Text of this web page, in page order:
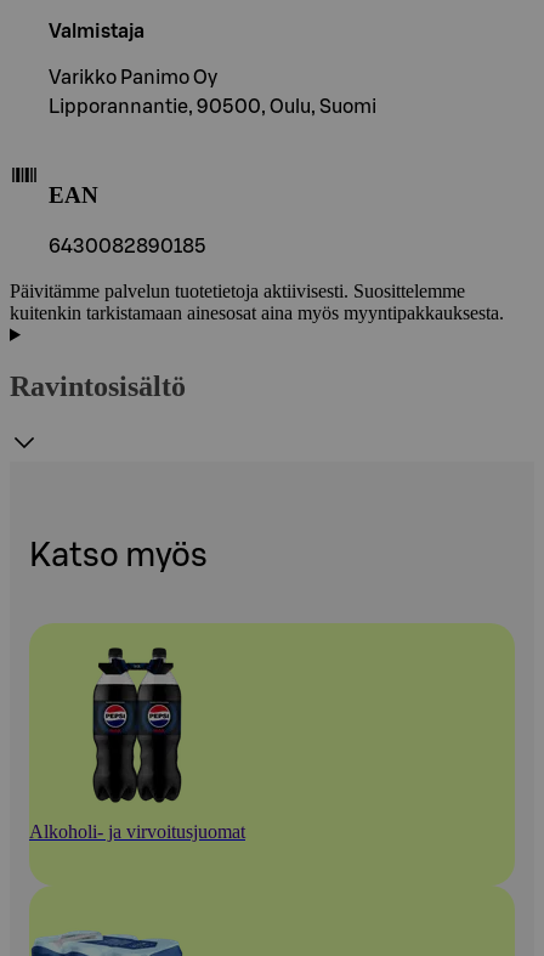
Valmistaja
Varikko Panimo Oy
Lipporannantie, 90500, Oulu, Suomi
EAN
6430082890185
Päivitämme palvelun tuotetietoja aktiivisesti. Suosittelemme
kuitenkin tarkistamaan ainesosat aina myös myyntipakkauksesta.
Ravintosisältö
Katso myös
Alkoholi- ja virvoitusjuomat